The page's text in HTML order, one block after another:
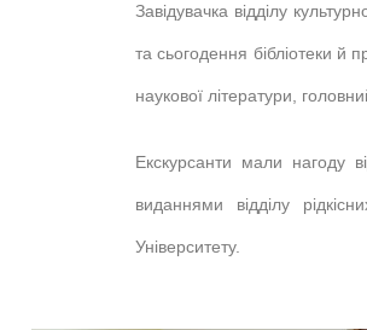
Завідувачка відділу
та сьогодення бібліотеки й
наукової літератури,
Екскурсанти мали нагоду
виданнями відділу
Університету.